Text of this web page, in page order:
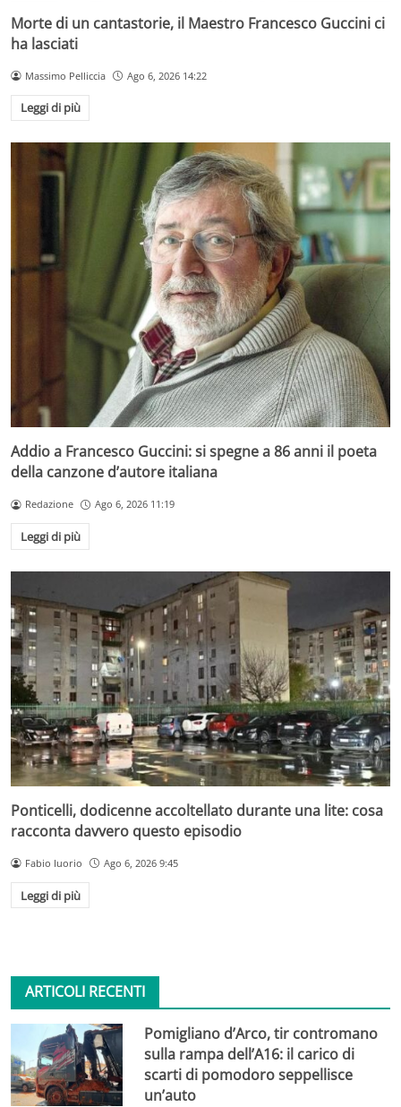
Morte di un cantastorie, il Maestro Francesco Guccini ci
ha lasciati
Massimo Pelliccia Ago 6, 2026 14:22
Leggi di più
Addio a Francesco Guccini: si spegne a 86 anni il poeta
della canzone d’autore italiana
Redazione Ago 6, 2026 11:19
Leggi di più
Ponticelli, dodicenne accoltellato durante una lite: cosa
racconta davvero questo episodio
Fabio Iuorio Ago 6, 2026 9:45
Leggi di più
ARTICOLI RECENTI
Pomigliano d’Arco, tir contromano
sulla rampa dell’A16: il carico di
scarti di pomodoro seppellisce
un’auto